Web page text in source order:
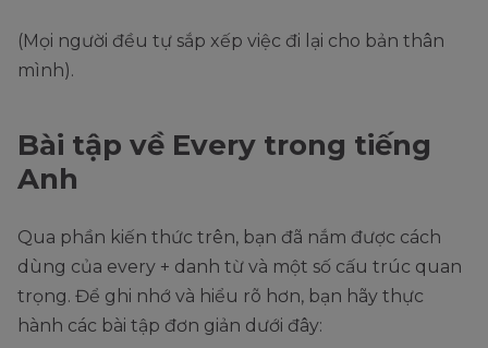
(Mọi người đều tự sắp xếp việc đi lại cho bản thân
mình).
Bài tập về Every trong tiếng
Anh
Qua phần kiến thức trên, bạn đã nắm được cách
dùng của every + danh từ và một số cấu trúc quan
trọng. Để ghi nhớ và hiểu rõ hơn, bạn hãy thực
hành các bài tập đơn giản dưới đây: